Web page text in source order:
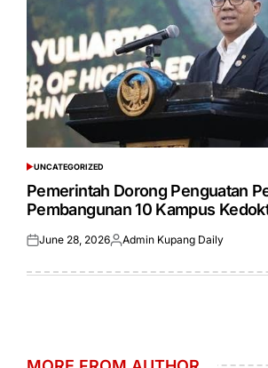
POSTED
IN
UNCATEGORIZED
Pemerintah Dorong Penguatan
Pembangunan 10 Kampus
Posted
June 28, 2026Posted
Admin Kupang Daily